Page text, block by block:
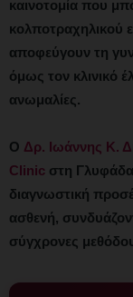
καινοτομία που
κολποτραχηλικού
αποφεύγουν τη
όμως τον κλινικό
ανωμαλίες.
Ο Δρ. Ιωάννης Κ.
Clinic στη Γλυφάδα
διαγνωστική
ασθενή,
σύγχρονες